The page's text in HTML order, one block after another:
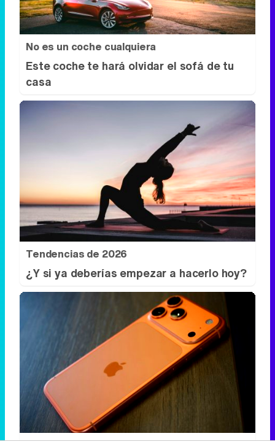
No es un coche cualquiera
Este coche te hará olvidar el sofá de tu
casa
Tendencias de 2026
¿Y si ya deberías empezar a hacerlo hoy?